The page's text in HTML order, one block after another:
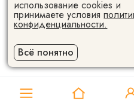
Поставщик 3D-
использование cookies и
принимаете условия
конфиденциальности.
Всё понятно